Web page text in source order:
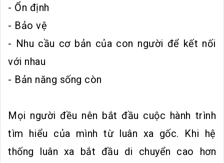
- Ổn định
- Bảo vệ
- Nhu cầu cơ bản của con người để kết nối
với nhau
- Bản năng sống còn
Mọi người đều nên bắt đầu cuộc hành trình
tìm hiểu của mình từ luân xa gốc. Khi hệ
thống luân xa bắt đầu di chuyển cao hơn